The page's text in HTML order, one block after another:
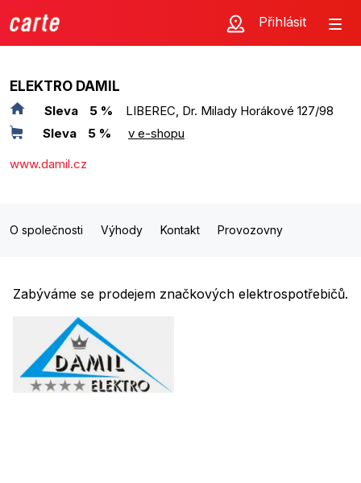
Přihlásit
ELEKTRO DAMIL
Sleva 5 %
LIBEREC, Dr. Milady Horákové 127/98
Sleva
5 %
v e-shopu
www.damil.cz
O společnosti Výhody Kontakt Provozovny
Zabýváme se prodejem značkových elektrospotřebičů.